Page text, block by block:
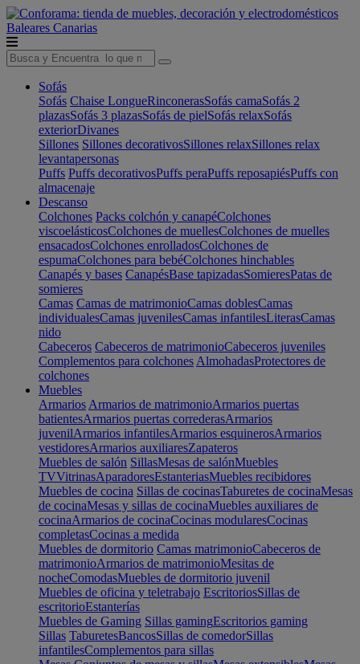
Baleares Canarias
Sofás
Sofás Chaise LongueRinconerasSofás camaSofás 2
plazasSofás 3 plazasSofás de pielSofás relaxSofás
exteriorDivanes
Sillones Sillones decorativosSillones relaxSillones relax
levantapersonas
Puffs Puffs decorativosPuffs peraPuffs reposapiésPuffs con
almacenaje
Descanso
Colchones Packs colchón y canapéColchones
viscoelásticosColchones de muellesColchones de muelles
ensacadosColchones enrolladosColchones de
espumaColchones para bebéColchones hinchables
Canapés y bases CanapésBase tapizadasSomieresPatas de
somieres
Camas Camas de matrimonioCamas doblesCamas
individualesCamas juvenilesCamas infantilesLiterasCamas
nido
Cabeceros Cabeceros de matrimonioCabeceros juveniles
Complementos para colchones AlmohadasProtectores de
colchones
Muebles
Armarios Armarios de matrimonioArmarios puertas
batientesArmarios puertas correderasArmarios
juvenilArmarios infantilesArmarios esquinerosArmarios
vestidoresArmarios auxiliaresZapateros
Muebles de salón SillasMesas de salónMuebles
TVVitrinasAparadoresEstanteriasMuebles recibidores
Muebles de cocina Sillas de cocinasTaburetes de cocinaMesas
de cocinaMesas y sillas de cocinaMuebles auxiliares de
cocinaArmarios de cocinaCocinas modularesCocinas
completasCocinas a medida
Muebles de dormitorio Camas matrimonioCabeceros de
matrimonioArmarios de matrimonioMesitas de
nocheComodasMuebles de dormitorio juvenil
Muebles de oficina y teletrabajo EscritoriosSillas de
escritorioEstanterías
Muebles de Gaming Sillas gamingEscritorios gaming
Sillas TaburetesBancosSillas de comedorSillas
infantilesComplementos para sillas